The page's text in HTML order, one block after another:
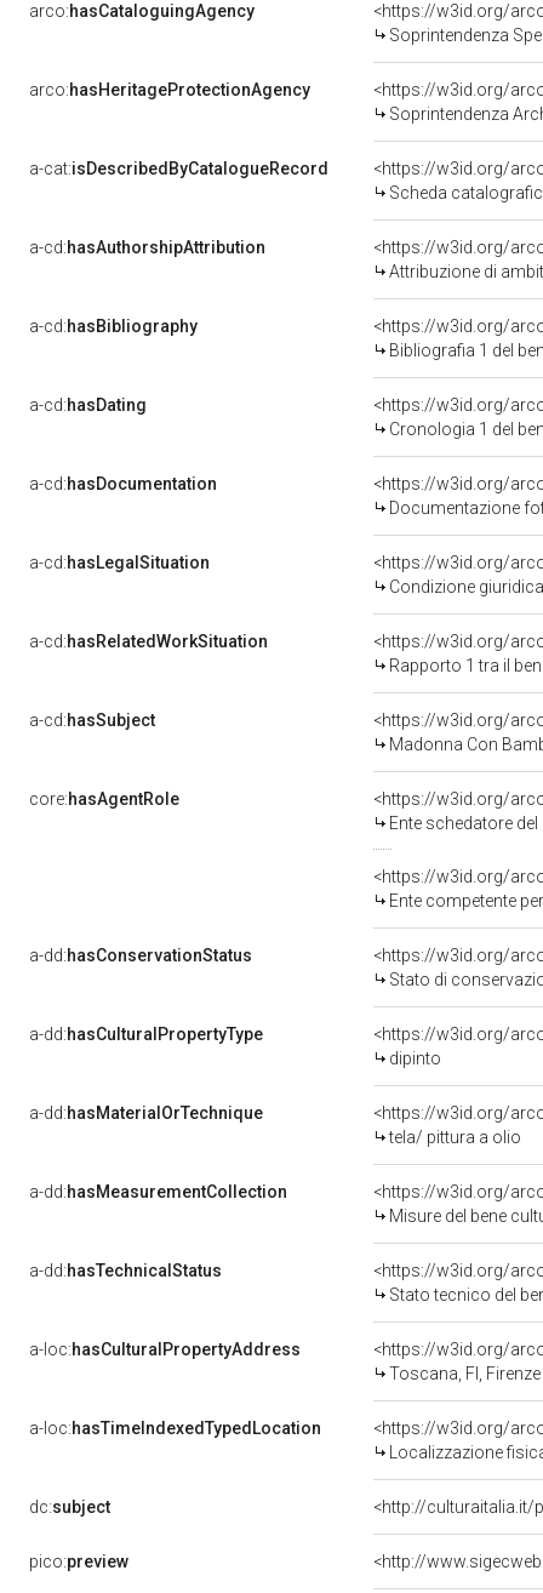
arco:hasCataloguingAgency
<https://w3id.org/
Soprintendenza
arco:hasHeritageProtectionAgency
<https://w3id.org/
Soprintendenza
a-cat:isDescribedByCatalogueRecord
<https://w3id.org/
Scheda
a-cd:hasAuthorshipAttribution
<https://w3id.org/
Attribuzione di
a-cd:hasBibliography
<https://w3id.org/
Bibliografia 1 del
a-cd:hasDating
<https://w3id.org/
Cronologia 1 del
a-cd:hasDocumentation
Documentazione
a-cd:hasLegalSituation
<https://w3id.org/
Condizione
a-cd:hasRelatedWorkSituation
<https://w3id.org/
Rapporto 1 tra il
a-cd:hasSubject
<https://w3id.org/
Madonna Con
core:hasAgentRole
<https://w3id.org/
Ente schedatore del bene
<https://w3id.org/
Ente competente per tutela del
a-dd:hasConservationStatus
<https://w3id.org/
Stato di
a-dd:hasCulturalPropertyType
<https://w3id.org/
dipinto
a-dd:hasMaterialOrTechnique
<https://w3id.org/
tela/ pittura a olio
a-dd:hasMeasurementCollection
<https://w3id.org/
Misure del bene
a-dd:hasTechnicalStatus
<https://w3id.org/
Stato tecnico del
a-loc:hasCulturalPropertyAddress
<https://w3id.org/
Toscana, FI, Firenze
a-loc:hasTimeIndexedTypedLocation
<https://w3id.org/
Localizzazione
dc:subject <http://culturaitalia.it/
pico:preview <http://